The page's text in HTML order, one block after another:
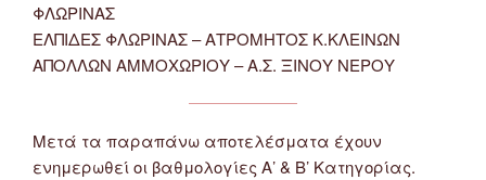
ΦΛΩΡΙΝΑΣ
ΕΛΠΙΔΕΣ ΦΛΩΡΙΝΑΣ – ΑΤΡΟΜΗΤΟΣ Κ.ΚΛΕΙΝΩΝ
ΑΠΟΛΛΩΝ ΑΜΜΟΧΩΡΙΟΥ – Α.Σ. ΞΙΝΟΥ ΝΕΡΟΥ
Μετά τα παραπάνω αποτελέσματα έχουν
ενημερωθεί οι βαθμολογίες Α’ & Β’ Κατηγορίας.